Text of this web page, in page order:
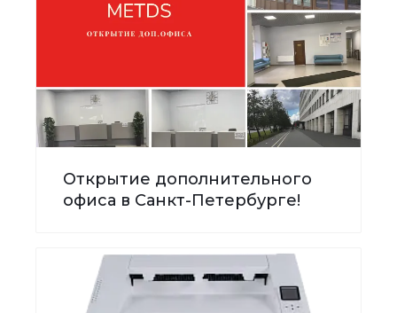
Открытие дополнительного
офиса в Санкт-Петербурге!